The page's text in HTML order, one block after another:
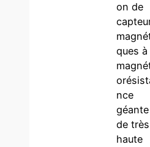
on de
ques à
nce
géante
de très
haute